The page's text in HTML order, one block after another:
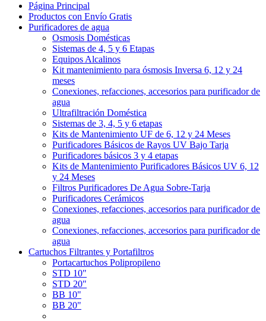
Página Principal
Productos con Envío Gratis
Purificadores de agua
Osmosis Domésticas
Sistemas de 4, 5 y 6 Etapas
Equipos Alcalinos
Kit mantenimiento para ósmosis Inversa 6, 12 y 24
meses
Conexiones, refacciones, accesorios para purificador de
agua
Ultrafiltración Doméstica
Sistemas de 3, 4, 5 y 6 etapas
Kits de Mantenimiento UF de 6, 12 y 24 Meses
Purificadores Básicos de Rayos UV Bajo Tarja
Purificadores básicos 3 y 4 etapas
Kits de Mantenimiento Purificadores Básicos UV 6, 12
y 24 Meses
Filtros Purificadores De Agua Sobre-Tarja
Purificadores Cerámicos
Conexiones, refacciones, accesorios para purificador de
agua
Conexiones, refacciones, accesorios para purificador de
agua
Cartuchos Filtrantes y Portafiltros
Portacartuchos Polipropileno
STD 10"
STD 20"
BB 10"
BB 20"